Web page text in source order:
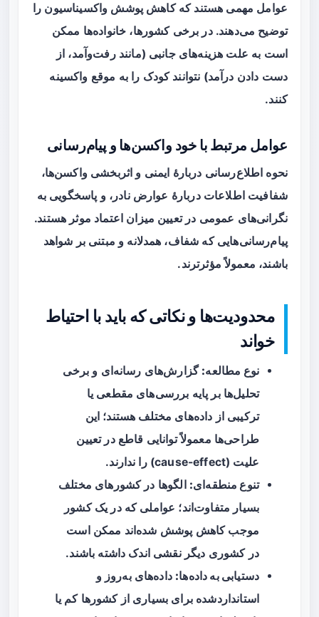
عوامل مهمی هستند که کاهش پوشش واکسیناسیون را
توضیح می‌دهند. در برخی کشورها، خانواده‌ها ممکن
است به علت هزینه‌های جانبی (مانند رفت‌وآمد، از
دست دادن درآمد) نتوانند کودک را به موقع واکسینه
کنند.
عوامل مرتبط با خود واکسن‌ها و پیام‌رسانی
نحوه اطلاع‌رسانی دربارهٔ ایمنی و اثربخشی واکسن‌ها،
شفافیت اطلاعات دربارهٔ عوارض نادر، و پاسخگویی به
نگرانی‌های عمومی در تعیین میزان اعتماد موثر هستند.
پیام‌رسانی‌هایی که شفاف، همدلانه و مبتنی بر شواهد
باشند، معمولاً مؤثرترند.
محدودیت‌ها و نکاتی که باید با احتیاط
خواند
نوع مطالعه: گزارش‌های رسانه‌ای و برخی
تحلیل‌ها بر پایه بررسی‌های مقطعی یا
ترکیبی از داده‌های مختلف هستند؛ این
طراحی‌ها معمولاً توانایی قاطع در تعیین
علیت (cause-effect) را ندارند.
تنوع منطقه‌ای: الگوها در کشورهای مختلف
بسیار متفاوت‌اند؛ عواملی که در یک کشور
موجب کاهش پوشش شده‌اند ممکن است
در کشوری دیگر نقشی اندک داشته باشند.
دستیابی به داده‌ها: داده‌های به‌روز و
استانداردشده برای بسیاری از کشورها کم یا